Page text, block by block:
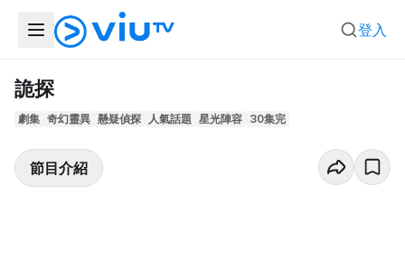
登入
詭探
劇集 奇幻靈異 懸疑偵探 人氣話題 星光陣容 30集完
節目介紹